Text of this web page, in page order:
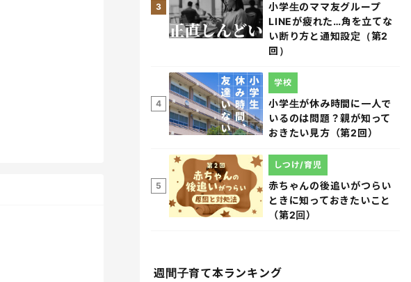
3
小学生のママ友グループ
LINEが疲れた…角を立てな
い断り方と通知設定（第2
回）
4
小学生が休み時間に一人で
いるのは問題？親が知って
おきたい見方（第2回）
学校
5
赤ちゃんの後追いがつらい
ときに知っておきたいこと
（第2回）
しつけ/育児
週間子育て本ランキング